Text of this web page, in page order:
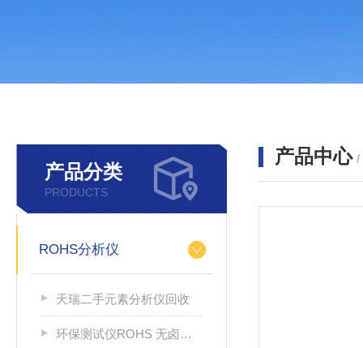
产品分类
PRODUCTS
ROHS分析仪
天瑞二手元素分析仪回收
环保测试仪ROHS 无卤分析仪 rohs仪
产品中心 /